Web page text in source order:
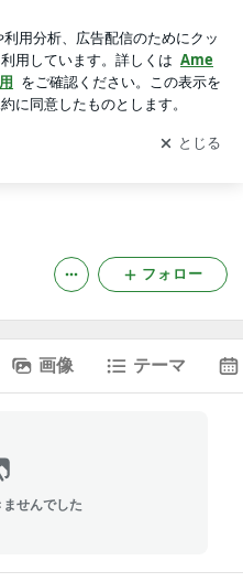
更新通知
を受け取りまし
開く
フォロー
画像 テーマ
せんでした